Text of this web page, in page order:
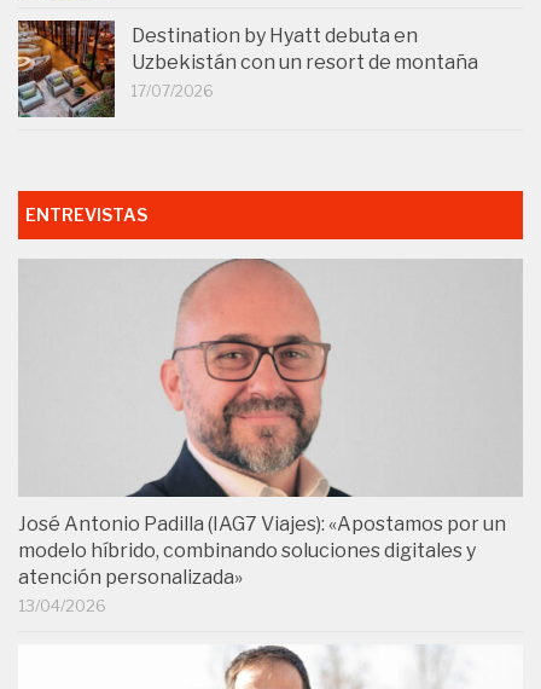
Destination by Hyatt debuta en
Uzbekistán con un resort de montaña
17/07/2026
ENTREVISTAS
José Antonio Padilla (IAG7 Viajes): «Apostamos por un
modelo híbrido, combinando soluciones digitales y
atención personalizada»
13/04/2026